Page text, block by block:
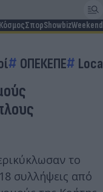
ΚόσμοςΣπορShowbizWeekend
ΟΠΕΚΕΠΕ
το
συλλήψεις από